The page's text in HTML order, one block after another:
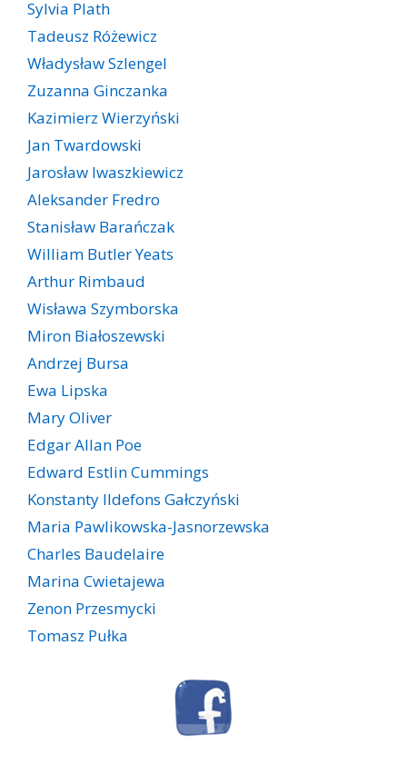
Sylvia Plath
Tadeusz Różewicz
Władysław Szlengel
Zuzanna Ginczanka
Kazimierz Wierzyński
Jan Twardowski
Jarosław Iwaszkiewicz
Aleksander Fredro
Stanisław Barańczak
William Butler Yeats
Arthur Rimbaud
Wisława Szymborska
Miron Białoszewski
Andrzej Bursa
Ewa Lipska
Mary Oliver
Edgar Allan Poe
Edward Estlin Cummings
Konstanty Ildefons Gałczyński
Maria Pawlikowska-Jasnorzewska
Charles Baudelaire
Marina Cwietajewa
Zenon Przesmycki
Tomasz Pułka